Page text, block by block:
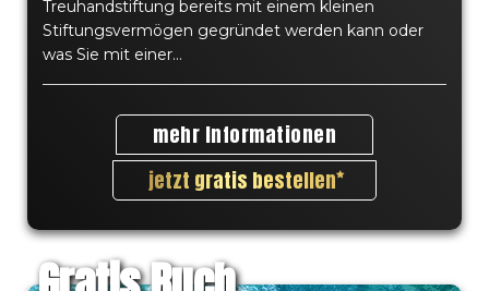
Treuhandstiftung bereits mit einem kleinen
Stiftungsvermögen gegründet werden kann oder
was Sie mit einer...
mehr Informationen
jetzt gratis bestellen